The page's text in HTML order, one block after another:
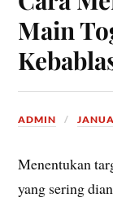
Main
ADMIN
Menentukan
yang sering